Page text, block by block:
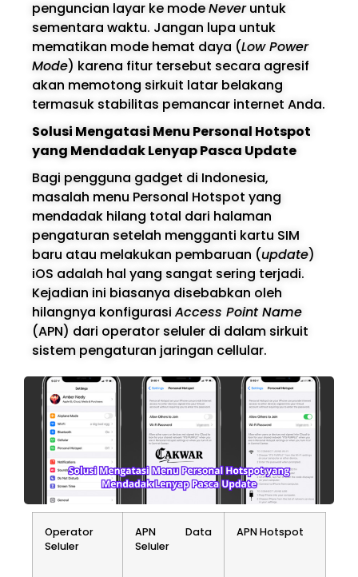
penguncian layar ke modeNeveruntuk
sementara waktu. Jangan lupa untuk
mematikan mode hemat daya (Low Power
Mode) karena fitur tersebut secara agresif
akan memotong sirkuit latar belakang
termasuk stabilitas pemancar internet Anda.
Solusi Mengatasi Menu Personal Hotspot
yang Mendadak Lenyap Pasca Update
Bagi pengguna gadget di Indonesia,
masalah menu Personal Hotspot yang
mendadak hilang total dari halaman
pengaturan setelah mengganti kartu SIM
baru atau melakukan pembaruan (update)
iOS adalah hal yang sangat sering terjadi.
Kejadian ini biasanya disebabkan oleh
hilangnya konfigurasi Access Point Name
(APN) dari operator seluler di dalam sirkuit
sistem pengaturan jaringan cellular.
Operator
Seluler
APN Data
Seluler
APN Hotspot